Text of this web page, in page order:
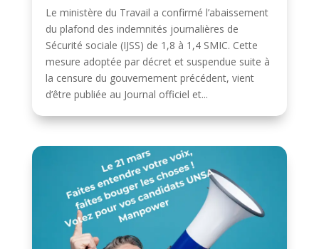
Le ministère du Travail a confirmé l’abaissement
du plafond des indemnités journalières de
Sécurité sociale (IJSS) de 1,8 à 1,4 SMIC. Cette
mesure adoptée par décret et suspendue suite à
la censure du gouvernement précédent, vient
d’être publiée au Journal officiel et...